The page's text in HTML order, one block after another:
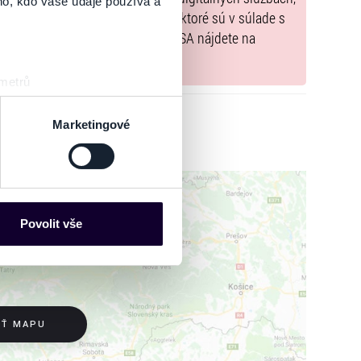
prstu)
. Svůj souhlas
mohou představovat
obsahu a reklam.
varianty. Svoji volbu
Marketingové
Povolit vše
, iba výrobky alebo služby, ktoré sú v súlade s
informácie a kontakty podľa DSA nájdete na
MAPU